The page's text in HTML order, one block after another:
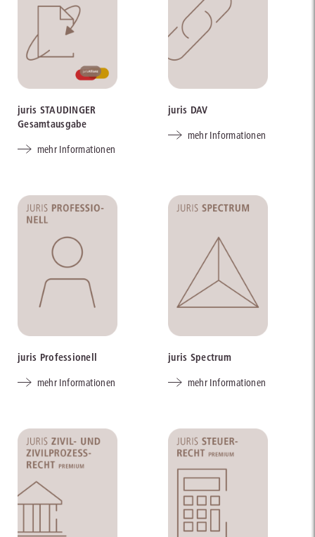
juris STAUDINGER
Gesamtausgabe
mehr Informationen
juris DAV
mehr Informationen
juris Professionell
mehr Informationen
juris Spectrum
mehr Informationen